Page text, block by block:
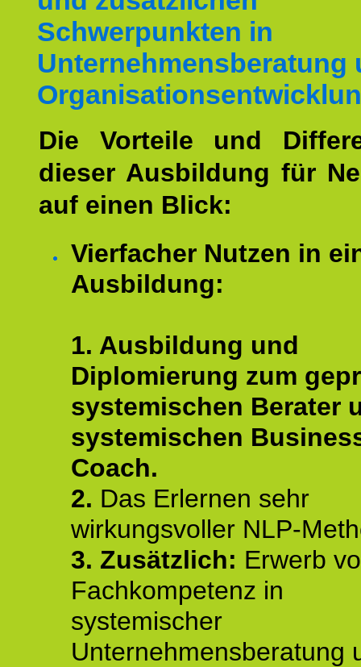
Schwerpunkten in
Unternehmensberatung
Die Vorteile und
dieser Ausbildung für
auf einen Blick:
Vierfacher Nutzen in
Ausbildung:
1. Ausbildung und
Diplomierung zum
systemischen Berater
systemischen
Coach.
2. Das Erlernen sehr
wirkungsvoller NLP-
3. Zusätzlich: Erwerb
Fachkompetenz in
systemischer
Unternehmensberatung